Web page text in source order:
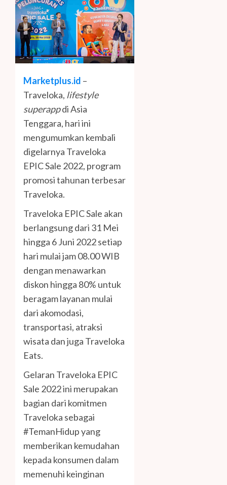
Marketplus.id –
Traveloka, lifestyle
superappdi Asia
Tenggara, hari ini
mengumumkan kembali
digelarnya Traveloka
EPIC Sale 2022, program
promosi tahunan terbesar
Traveloka.
Traveloka EPIC Sale akan
berlangsung dari 31 Mei
hingga 6 Juni 2022 setiap
hari mulai jam 08.00 WIB
dengan menawarkan
diskon hingga 80% untuk
beragam layanan mulai
dari akomodasi,
transportasi, atraksi
wisata dan juga Traveloka
Eats.
Gelaran Traveloka EPIC
Sale 2022 ini merupakan
bagian dari komitmen
Traveloka sebagai
#TemanHidup yang
memberikan kemudahan
kepada konsumen dalam
memenuhi keinginan